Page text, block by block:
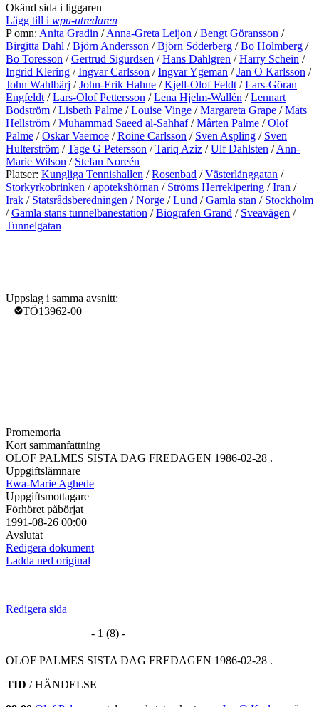
Okänd sida i liggaren
Lägg till i wpu-utredaren
P omn: Anita Gradin /Anna-Greta Leijon /Bengt Göransson /
Birgitta Dahl /Björn Andersson /Björn Söderberg /Bo Holmberg /
Bo Toresson /Gertrud Sigurdsen /Hans Dahlgren /Harry Schein /
Ingrid Klering /Ingvar Carlsson /Ingvar Ygeman /Jan O Karlsson /
John Wahlbärj /John-Erik Hahne /Kjell-Olof Feldt /Lars-Göran
Engfeldt /Lars-Olof Pettersson /Lena Hjelm-Wallén /Lennart
Bodström /Lisbeth Palme /Louise Vinge /Margareta Grape /Mats
Hellström /Muhammad Saeed al-Sahhaf/Mårten Palme /Olof
Palme /Oskar Vaernoe /Roine Carlsson / Sven Aspling / Sven
Hulterström /Tage G Petersson /Tariq Aziz /Ulf Dahlsten /Ann-
Marie Wilson / Stefan Noreén
Platser: Kungliga Tennishallen /Rosenbad /Västerlånggatan /
Storkyrkobrinken /apotekshörnan / Ströms Herrekipering /Iran /
Irak / Statsrådsberedningen /Norge /Lund /Gamla stan / Stockholm
/Gamla stans tunnelbanestation /Biografen Grand / Sveavägen /
Tunnelgatan
Uppslag i samma avsnitt:
TÖ13962-00
Promemoria
Kort sammanfattning
OLOF PALMES SISTA DAG FREDAGEN 1986-02-28 .
Uppgiftslämnare
Ewa-Marie Aghede
Uppgiftsmottagare
Förhöret påbörjat
1991-08-26 00:00
Avslutat
Redigera dokument
Ladda ned original
Redigera sida
- 1 (8) -
OLOF PALMES SISTA DAG FREDAGEN 1986-02-28 .
TID / HÄNDELSE